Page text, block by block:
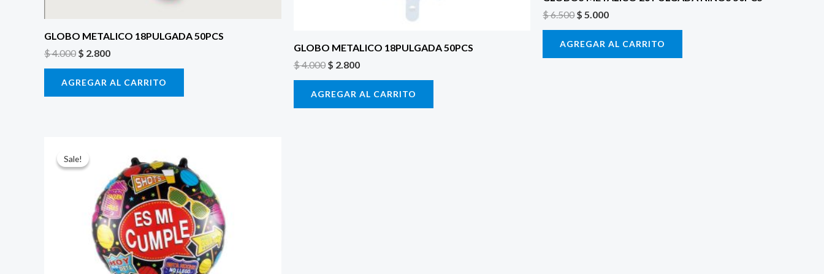
GLOBO METALICO 18PULGADA 50PCS
$4.000 $ 2.800
AGREGAR AL CARRITO
GLOBO METALICO 18PULGADA 50PCS
$4.000 $ 2.800
AGREGAR AL CARRITO
$6.500$ 5.000
AGREGAR AL CARRITO
Sale!
Sale!precio
original
$ 4.000.
precio
actual
es:
$ 2.800.